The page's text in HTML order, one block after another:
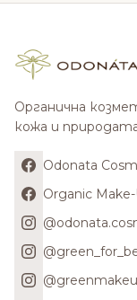
Органична
кожа и
Odonata
Organic